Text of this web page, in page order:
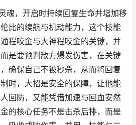
魂，开启时持续回复生命并增加移
比的续航与机动能力，这个技能
程咬金与大神程咬金的关键，并
是要预判敌方爆发伤害，在关键
确保自己不被秒杀，从而将回复
时，大招是安全的保障，让他能
回防，又能凭借加速与回血安然
的核心任务不是击杀后排，而是